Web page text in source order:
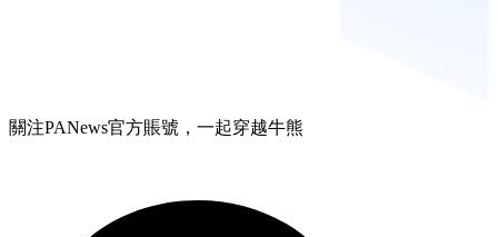
關注PANews官方賬號，一起穿越牛熊